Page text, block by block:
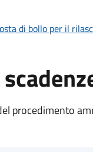
di bollo per il
procedimento